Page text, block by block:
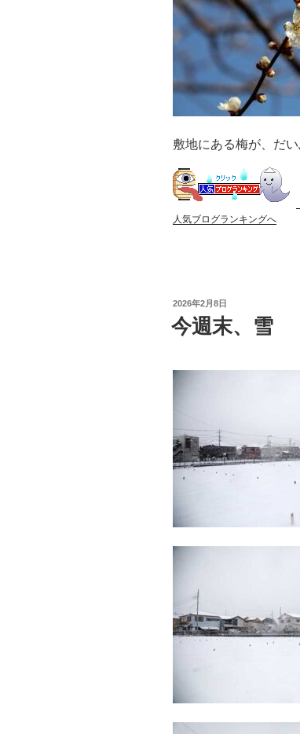
敷地にある梅が、だい
人気ブログランキングへ
投
稿
日:
2026年2月8日
今週末、雪